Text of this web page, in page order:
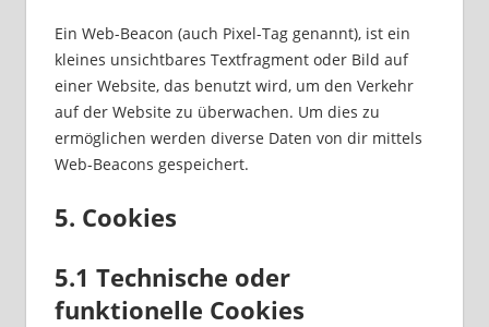
Ein Web-Beacon (auch Pixel-Tag genannt), ist ein
kleines unsichtbares Textfragment oder Bild auf
einer Website, das benutzt wird, um den Verkehr
auf der Website zu überwachen. Um dies zu
ermöglichen werden diverse Daten von dir mittels
Web-Beacons gespeichert.
5. Cookies
5.1 Technische oder
funktionelle Cookies